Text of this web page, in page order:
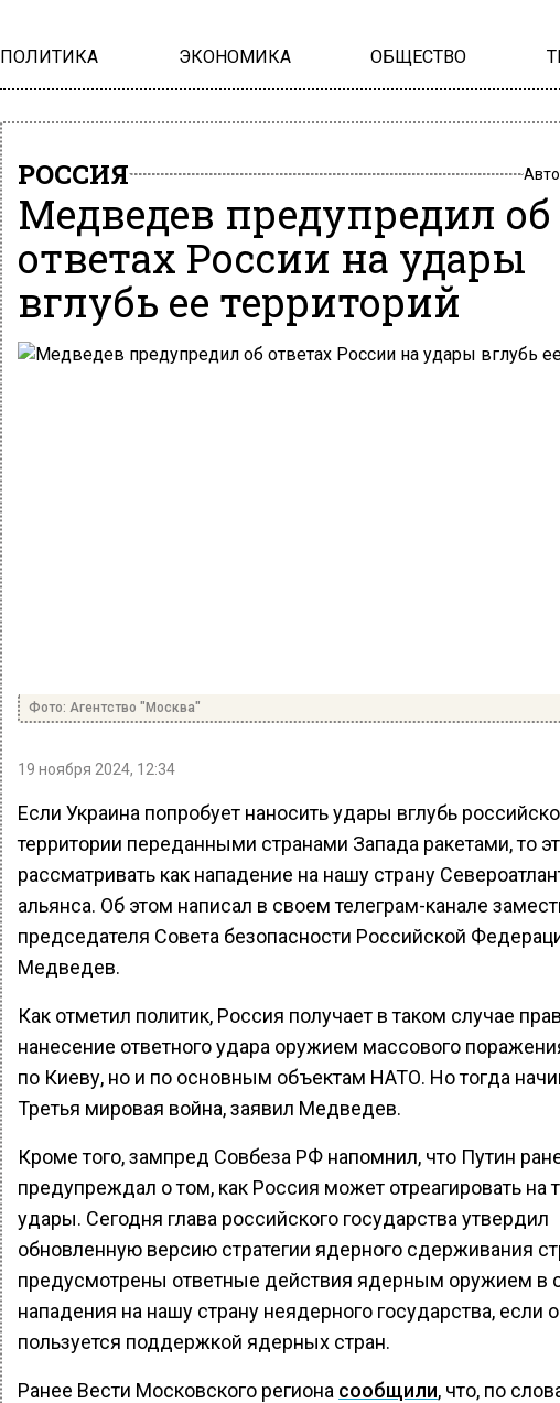
ПОЛИТИКА ЭКОНОМИКА ОБЩЕСТВО
РОССИЯ
Медведев предупредил об
ответах России на удары
вглубь ее территорий
Фото: Агентство "Москва"
19 ноября 2024, 12:34
Если Украина попробует наносить удары вглубь
территории переданными странами Запада ракетами, то
рассматривать как нападение на нашу страну
альянса. Об этом написал в своем телеграм-канале
председателя Совета безопасности Российской
Медведев.
Как отметил политик, Россия получает в таком случае
нанесение ответного удара оружием массового
по Киеву, но и по основным объектам НАТО. Но тогда
Третья мировая война, заявил Медведев.
Кроме того, зампред Совбеза РФ напомнил, что Путин
предупреждал о том, как Россия может отреагировать на
удары. Сегодня глава российского государства утвердил
обновленную версию стратегии ядерного сдерживания
предусмотрены ответные действия ядерным оружием в
нападения на нашу страну неядерного государства, если
пользуется поддержкой ядерных стран.
Ранее Вести Московского региона сообщили, что, по